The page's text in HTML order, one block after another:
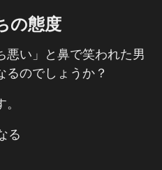
の態度
悪い」と鼻で笑われた男
るのでしょうか？
る